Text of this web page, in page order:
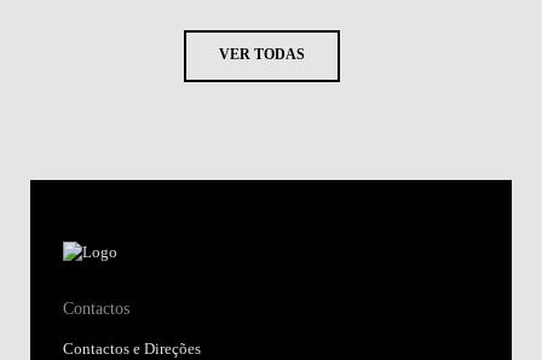
VER TODAS
Contactos
Contactos e Direções